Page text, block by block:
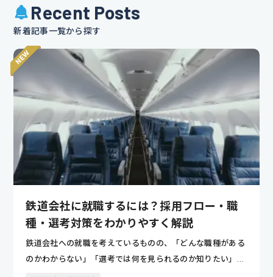
Recent Posts
新着記事一覧から探す
鉄道会社に就職するには？採用フロー・職
種・選考対策をわかりやすく解説
鉄道会社への就職を考えているものの、「どんな職種がある
のかわからない」「選考では何を見られるのか知りたい」と
悩んでいませ...